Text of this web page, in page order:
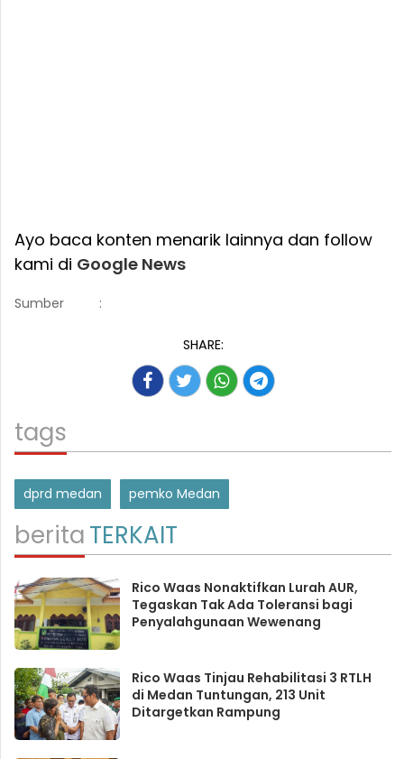
Ayo baca konten menarik lainnya dan follow
kami di Google News
Sumber :
SHARE:
tags
dprd medan pemko Medan
beritaTERKAIT
Rico Waas Nonaktifkan Lurah AUR,
Tegaskan Tak Ada Toleransi bagi
Penyalahgunaan Wewenang
Rico Waas Tinjau Rehabilitasi 3 RTLH
di Medan Tuntungan, 213 Unit
Ditargetkan Rampung